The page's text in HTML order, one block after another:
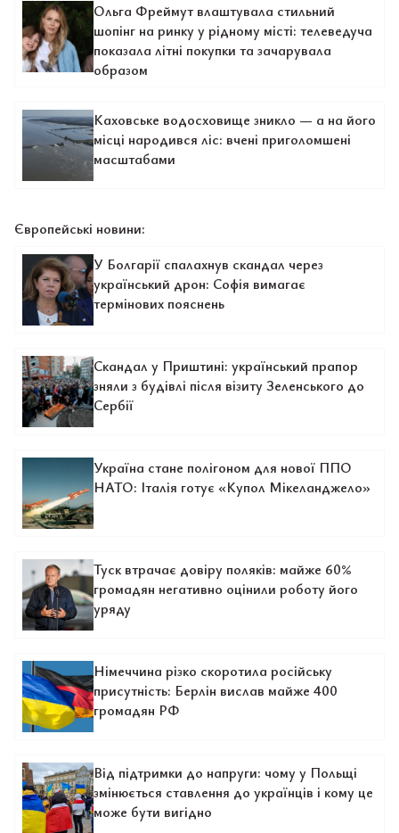
Ольга Фреймут влаштувала стильний
шопінг на ринку у рідному місті: телеведуча
показала літні покупки та зачарувала
образом
Каховське водосховище зникло — а на його
місці народився ліс: вчені приголомшені
масштабами
Європейські новини:
У Болгарії спалахнув скандал через
український дрон: Софія вимагає
термінових пояснень
Скандал у Приштині: український прапор
зняли з будівлі після візиту Зеленського до
Сербії
Україна стане полігоном для нової ППО
НАТО: Італія готує «Купол Мікеланджело»
Туск втрачає довіру поляків: майже 60%
громадян негативно оцінили роботу його
уряду
Німеччина різко скоротила російську
присутність: Берлін вислав майже 400
громадян РФ
Від підтримки до напруги: чому у Польщі
змінюється ставлення до українців і кому це
може бути вигідно